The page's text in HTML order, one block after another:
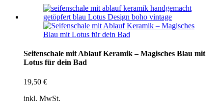
Seifenschale mit Ablauf Keramik – Magisches Blau mit
Lotus für dein Bad
19,50 €
inkl. MwSt.